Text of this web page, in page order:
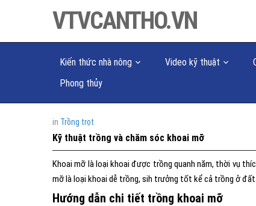
VTVCANTHO.VN
Kiến thức nhà nông Video kỹ thuật
Phong thủy
in Trồng trọt
Kỹ thuật trồng và chăm sóc khoai mỡ
Khoai mỡ là loại khoai được trồng quanh năm, thời vụ
mỡ là loại khoai dễ trồng, sih trưởng tốt kể cả trồng ở
Hướng dẫn chi tiết trồng khoai mỡ